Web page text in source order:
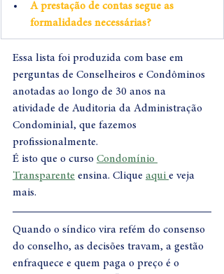
A prestação de contas segue as
formalidades necessárias?
Essa lista foi produzida com base em
perguntas de Conselheiros e Condôminos
anotadas ao longo de 30 anos na
atividade de Auditoria da Administração
Condominial, que fazemos
profissionalmente.
É isto que o curso Condomínio
Transparente ensina. Clique aqui e veja
mais.
Quando o síndico vira refém do consenso
do conselho, as decisões travam, a gestão
enfraquece e quem paga o preço é o